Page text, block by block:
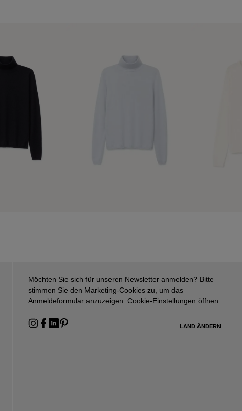
Möchten Sie sich für unseren Newsletter anmelden? Bitte
stimmen Sie den Marketing-Cookies zu, um das
Anmeldeformular anzuzeigen: Cookie-Einstellungen öffnen
LAND ÄNDERN